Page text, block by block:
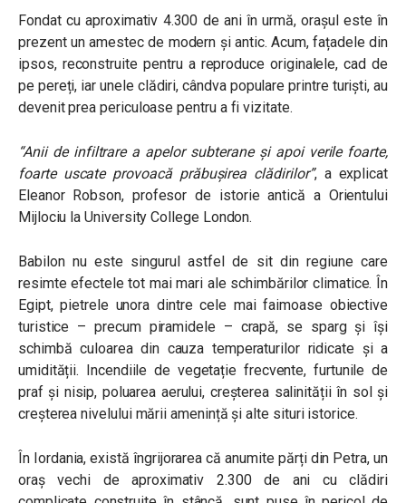
Fondat cu aproximativ 4.300 de ani în urmă, orașul este în
prezent un amestec de modern și antic. Acum, fațadele din
ipsos, reconstruite pentru a reproduce originalele, cad de
pe pereți, iar unele clădiri, cândva populare printre turiști, au
devenit prea periculoase pentru a fi vizitate.
“Anii de infiltrare a apelor subterane și apoi verile foarte,
foarte uscate provoacă prăbușirea clădirilor”, a explicat
Eleanor Robson, profesor de istorie antică a Orientului
Mijlociu la University College London.
Babilon nu este singurul astfel de sit din regiune care
resimte efectele tot mai mari ale schimbărilor climatice. În
Egipt, pietrele unora dintre cele mai faimoase obiective
turistice – precum piramidele – crapă, se sparg și își
schimbă culoarea din cauza temperaturilor ridicate și a
umidității. Incendiile de vegetație frecvente, furtunile de
praf și nisip, poluarea aerului, creșterea salinității în sol și
creșterea nivelului mării amenință și alte situri istorice.
În Iordania, există îngrijorarea că anumite părți din Petra, un
oraș vechi de aproximativ 2.300 de ani cu clădiri